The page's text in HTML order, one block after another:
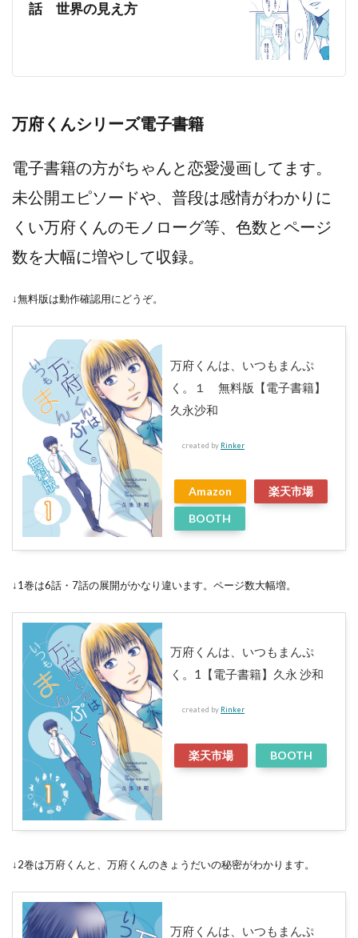
話 世界の見え方
万府くんシリーズ電子書籍
電子書籍の方がちゃんと恋愛漫画してます。
未公開エピソードや、普段は感情がわかりに
くい万府くんのモノローグ等、色数とページ
数を大幅に増やして収録。
↓無料版は動作確認用にどうぞ。
万府くんは、いつもまんぷ
く。１ 無料版【電子書籍】
久永沙和
created by Rinker
Amazon
楽天市場
BOOTH
↓1巻は6話・7話の展開がかなり違います。ページ数大幅増。
万府くんは、いつもまんぷ
く。1【電子書籍】久永 沙和
created by Rinker
楽天市場 BOOTH
↓2巻は万府くんと、万府くんのきょうだいの秘密がわかります。
万府くんは、いつもまんぷ